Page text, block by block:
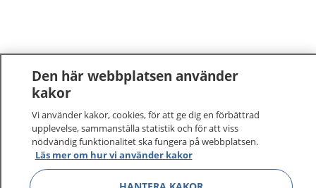
1177 –tryggt om din hälsa och vård
På 1177.se får du råd om hälsa och information om
sjukdomar och vilka mottagningar du kan kontakta.
Logga in för att läsa din journal och göra dina
vårdärenden. Ring telefonnummer 1177 för
Den här webbplatsen använder
kakor
Vi använder kakor, cookies, för att ge dig en förbättrad
upplevelse, sammanställa statistik och för att viss
nödvändig funktionalitet ska fungera på webbplatsen.
Läs mer om hur vi använder kakor